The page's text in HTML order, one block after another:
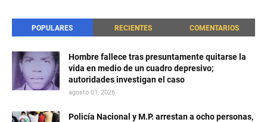
POPULARES RECIENTES COMENTARIOS
Hombre fallece tras presuntamente quitarse la
vida en medio de un cuadro depresivo;
autoridades investigan el caso
agosto 01, 2026
Policía Nacional y M.P. arrestan a ocho personas,